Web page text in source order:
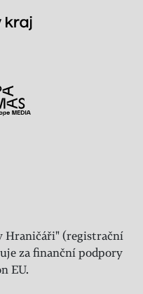
Hraničáři" (registrační
za finanční podpory
EU.